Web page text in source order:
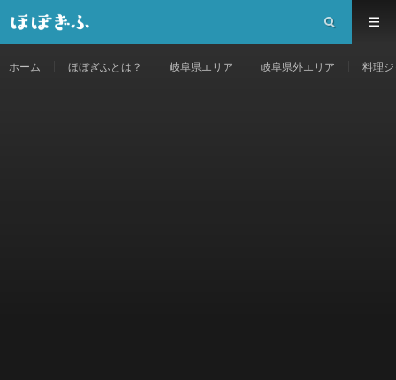
ホーム ほぼぎふとは？ 岐阜県エリア 岐阜県外エリア 料理